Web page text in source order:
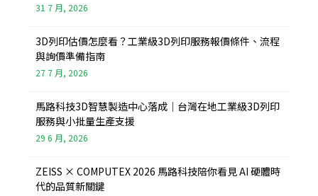
31 7 月, 2026
3D列印估價怎麼看？工業級3D列印服務報價條件、流程
與詢價準備指南
27 7 月, 2026
馬路科技3D智慧製造中心落成｜台灣在地工業級3D列印
服務與小批量生產支援
29 6 月, 2026
ZEISS × COMPUTEX 2026 馬路科技陪你看見 AI 硬體時
代的品質新關鍵